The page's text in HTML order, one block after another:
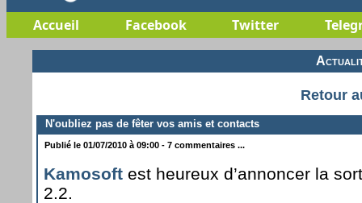
Accueil Facebook Twitter
Retour
N'oubliez pas de fêter vos amis et contacts
Publié le 01/07/2010 à 09:00 - 7 commentaires ...
Kamosoft est heureux d’annoncer la
2.2.